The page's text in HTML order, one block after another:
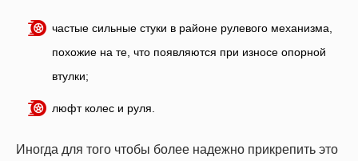
частые сильные стуки в районе рулевого механизма,
похожие на те, что появляются при износе опорной
втулки;
люфт колес и руля.
Иногда для того чтобы более надежно прикрепить это